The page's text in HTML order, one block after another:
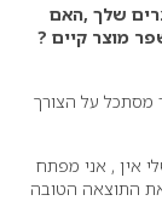
שלך ,האם
מוצר קיים ?
מסתכל על הצורך
אין , אני מפתח
התוצאה הטובה